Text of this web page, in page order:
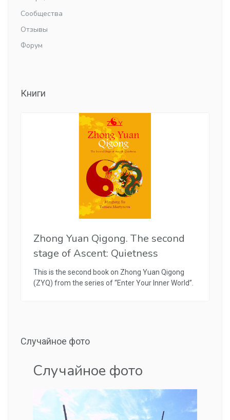
Сообщества
Отзывы
Форум
Книги
Zhong Yuan Qigong. The second
stage of Ascent: Quietness
This is the second book on Zhong Yuan Qigong
(ZYQ) from the series of “Enter Your Inner World”.
Случайное фото
Случайное фото